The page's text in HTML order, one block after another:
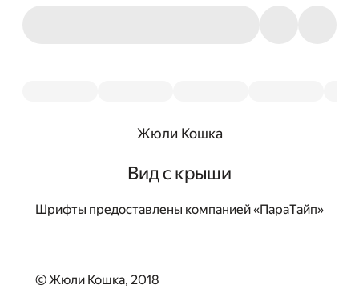
Жюли Кошка
Вид с крыши
Шрифты предоставлены компанией «ПараТайп»
© Жюли Кошка, 2018